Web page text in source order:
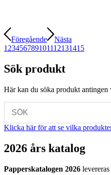
Föregående
Nästa
1 23456789101112131415
Sök produkt
Här kan du söka produkt
Klicka här för att se vilka
2026 års katalog
Papperskatalogen 2026